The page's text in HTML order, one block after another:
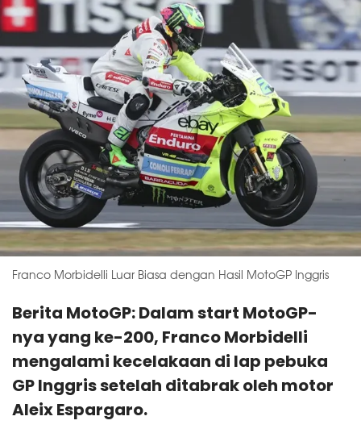
Franco Morbidelli Luar Biasa dengan Hasil MotoGP Inggris
Berita MotoGP: Dalam start MotoGP-
nya yang ke-200, Franco Morbidelli
mengalami kecelakaan di lap pebuka
GP Inggris setelah ditabrak oleh motor
Aleix Espargaro.